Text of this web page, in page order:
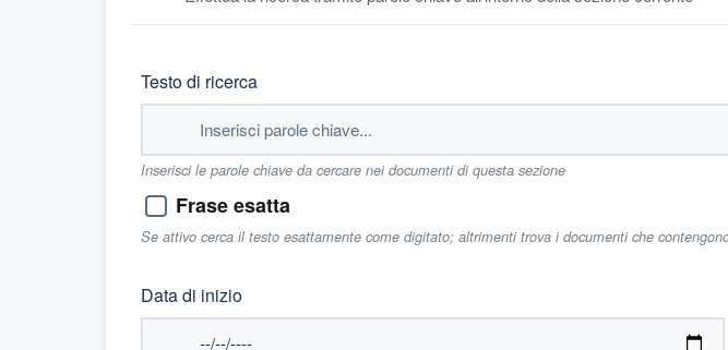
Testo di ricerca
Inserisci le parole chiave da cercare nei documenti di questa sezione
Frase esatta
Se attivo cerca il testo esattamente come digitato; altrimenti trova i documenti che
Data di inizio